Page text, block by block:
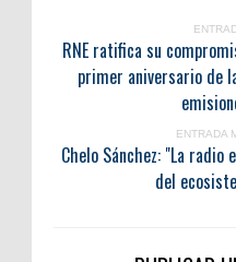
RNE ratifica su
primer aniversario de
ENTRADA
Chelo Sánchez: "La
del